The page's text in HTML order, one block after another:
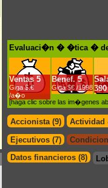
Evaluaci�n � �tica �
Ventas 5
Giga $.€
/a�o
Benef. 5
Giga $€ /1998390
[haga clic sobre las im�genes
Accionista (9)
Actividad
Ejecutivos (7)
Datos financieros (8)